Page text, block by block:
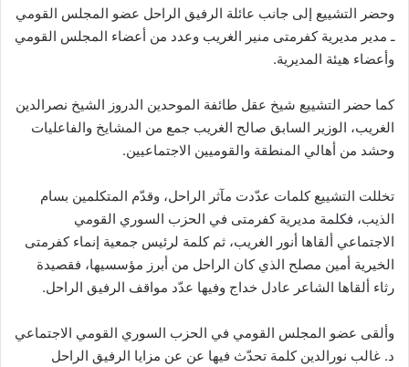
وحضر التشييع إلى جانب عائلة الرفيق الراحل عضو المجلس القومي
ـ مدير مديرية كفرمتى منير الغريب وعدد من أعضاء المجلس القومي
وأعضاء هيئة المديرية.
كما حضر التشييع شيخ عقل طائفة الموحدين الدروز الشيخ نصرالدين
الغريب، الوزير السابق صالح الغريب جمع من المشايخ والفاعليات
وحشد من أهالي المنطقة والقوميين الاجتماعيين.
تخللت التشييع كلمات عدّدت مآثر الراحل، وقدّم المتكلمين بسام
الذيب، فكلمة مديرية كفرمتى في الحزب السوري القومي
الاجتماعي ألقاها أنور الغريب، ثم كلمة لرئيس جمعية إنماء كفرمتى
الخيرية أمين مصلح الذي كان الراحل من أبرز مؤسسيها، فقصيدة
رثاء ألقاها الشاعر عادل خداج وفيها عدّد مواقف الرفيق الراحل.
وألقى عضو المجلس القومي في الحزب السوري القومي الاجتماعي
د. غالب نورالدين كلمة تحدّث فيها عن عن مزايا الرفيق الراحل